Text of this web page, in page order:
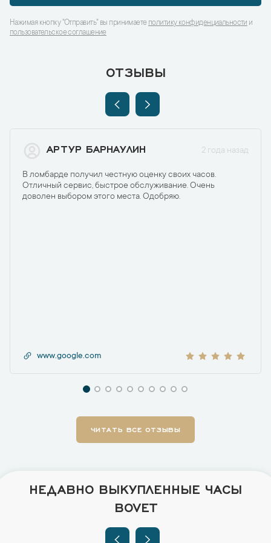
Нажимая кнопку "Отправить" вы принимаете политику конфиденциальности и
пользовательское соглашение
ОТЗЫВЫ
АРТУР БАРНАУЛИН 2 года назад
В ломбарде получил честную оценку своих часов.
Отличный сервис, быстрое обслуживание. Очень
доволен выбором этого места. Одобряю.
www.google.com
ЧИТАТЬ ВСЕ ОТЗЫВЫ
НЕДАВНО ВЫКУПЛЕННЫЕ ЧАСЫ
BOVET